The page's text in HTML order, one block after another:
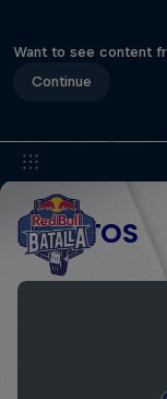
Want to see content
Continue
EVENTOS